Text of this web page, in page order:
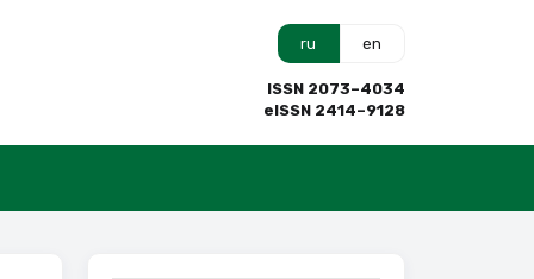
ru en
ISSN 2073–4034
eISSN 2414–9128